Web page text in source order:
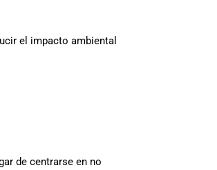
el impacto ambiental
de centrarse en no